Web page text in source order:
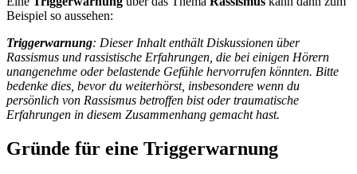
Beispiel so aussehen:
Triggerwarnung: Dieser Inhalt enthält Diskussionen über
Rassismus und rassistische Erfahrungen, die bei einigen Hörern
unangenehme oder belastende Gefühle hervorrufen könnten. Bitte
bedenke dies, bevor du weiterhörst, insbesondere wenn du
persönlich von Rassismus betroffen bist oder traumatische
Erfahrungen in diesem Zusammenhang gemacht hast.
Gründe für eine Triggerwarnung